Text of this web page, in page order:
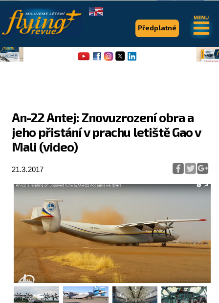
An-22 Antej: Znovuzrození obra a
jeho přistání v prachu letiště Gao v
Mali (video)
21.3.2017
Předplatné
.
Flying Revue
Pro piloty
Série & speciály
Letecká videa
Aktuální FR + archiv
Letecká muzea
VFR Communication app